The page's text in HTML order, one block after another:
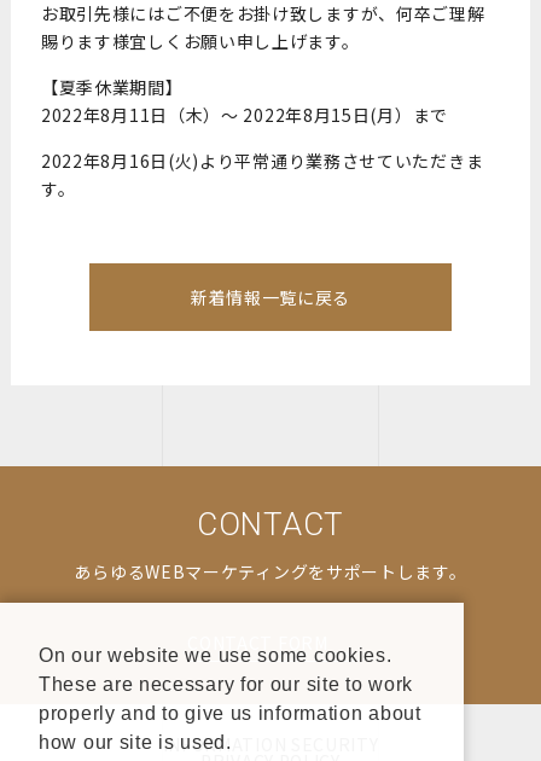
お取引先様にはご不便をお掛け致しますが、何卒ご理解
賜ります様宜しくお願い申し上げます。
【夏季休業期間】
2022年8月11日（木）～ 2022年8月15日(月）まで
2022年8月16日(火)より平常通り業務させていただきま
す。
新着情報一覧に戻る
CONTACT
あらゆるWEBマーケティングをサポートします。
INFORMATION SECURITY
On our website we use some cookies.
These are necessary for our site to work
properly and to give us information about
how our site is used.